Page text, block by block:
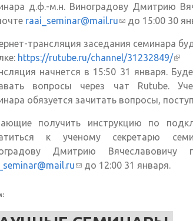
д.ф.-м.н. Виноградову Дмитрию
raai_seminar@mail.ru(ссылка для
до 15:00 30
трансляция заседания семинара
https://rutube.ru/channel/31232849/
начнется в 15:50 31 января.
вопросы через чат Rutube.
обязуется зачитать вопросы,
получить инструкцию по
к ученому секретарю
Дмитрию
(ссылка для отправки
до 12:00 31 января.